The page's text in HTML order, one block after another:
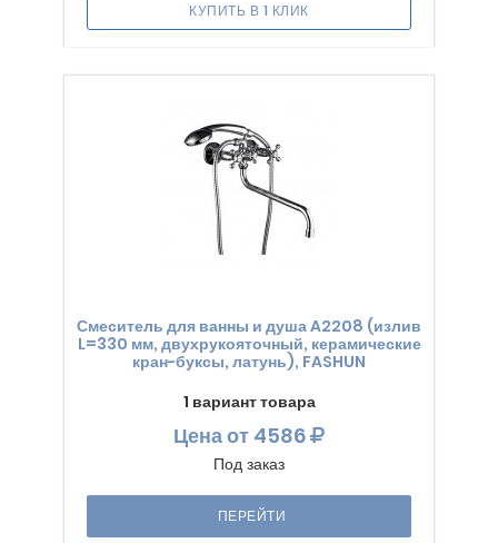
КУПИТЬ В 1 КЛИК
Смеситель для ванны и душа A2208 (излив
L=330 мм, двухрукояточный, керамические
кран-буксы, латунь), FASHUN
1 вариант товара
Ценаот 4586
Под заказ
ПЕРЕЙТИ